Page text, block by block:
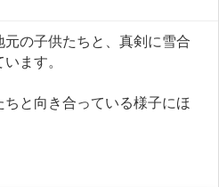
の子供たちと、真剣に雪合
ます。
と向き合っている様子にほ